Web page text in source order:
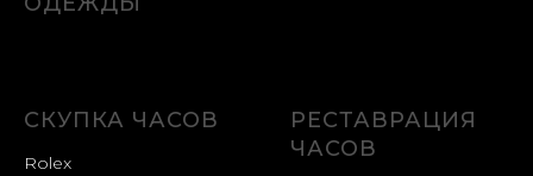
СКУПКА ЧАСОВ
Rolex
РЕСТАВРАЦИЯ
ЧАСОВ